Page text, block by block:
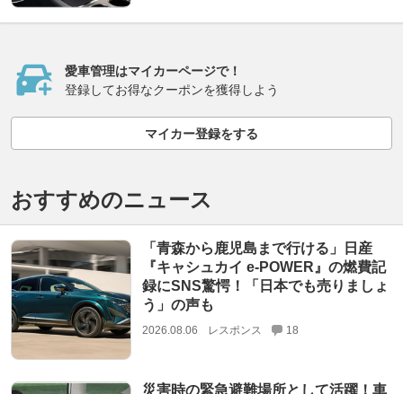
愛車管理はマイカーページで！
登録してお得なクーポンを獲得しよう
マイカー登録をする
おすすめのニュース
「青森から鹿児島まで行ける」日産
『キャシュカイ e-POWER』の燃費記
録にSNS驚愕！「日本でも売りましょ
う」の声も
2026.08.06 レスポンス 18
災害時の緊急避難場所として活躍！車